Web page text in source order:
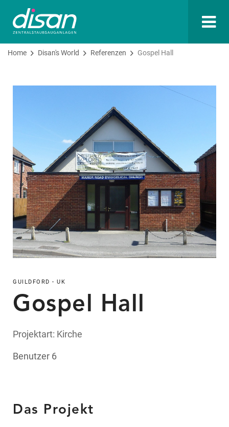
Home Disan's World Referenzen Gospel Hall
GUILDFORD - UK
Gospel Hall
Projektart: Kirche
Benutzer 6
Das Projekt